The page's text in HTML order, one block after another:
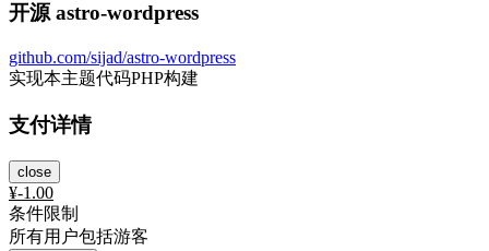
开源 astro-wordpress
github.com/sijad/astro-wordpress
实现本主题代码PHP构建
支付详情
close
¥-1.00
条件限制
所有用户包括游客